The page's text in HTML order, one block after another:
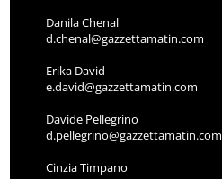
Danila Chenal
d.chenal@gazzettamatin.com
Erika David
e.david@gazzettamatin.com
Davide Pellegrino
d.pellegrino@gazzettamatin.com
Cinzia Timpano